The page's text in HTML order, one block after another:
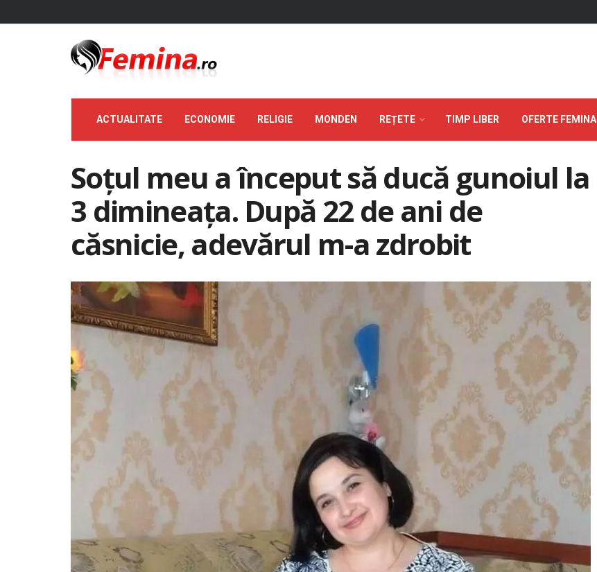
ACTUALITATE ECONOMIE RELIGIE MONDEN REȚETE TIMP LIBER OFERTE FEMINA
Soțul meu a început să ducă gunoiul la
3 dimineața. După 22 de ani de
căsnicie, adevărul m-a zdrobit